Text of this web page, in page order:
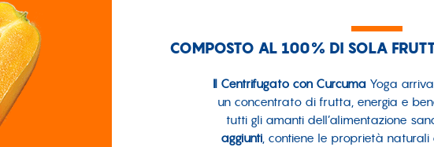
COMPOSTO AL 100% DI SOLA
Il Centrifugato con Curcuma Yoga
un concentrato di frutta, energia e
tutti gli amanti dell’alimentazione
aggiunti, contiene le proprietà naturali